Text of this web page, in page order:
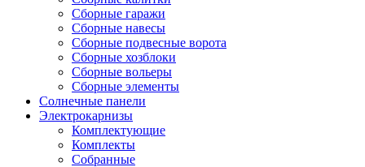
Сборные гаражи
Сборные навесы
Сборные подвесные ворота
Сборные хозблоки
Сборные вольеры
Сборные элементы
Солнечные панели
Электрокарнизы
Комплектующие
Комплекты
Собранные